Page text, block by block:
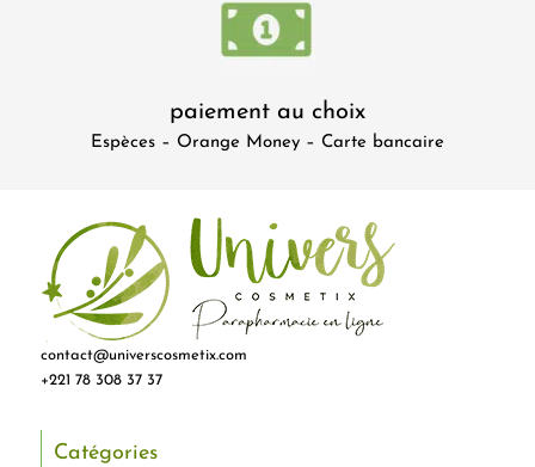
paiement au choix
Espèces – Orange Money – Carte bancaire
contact@universcosmetix.com
+221 78 308 37 37
Catégories